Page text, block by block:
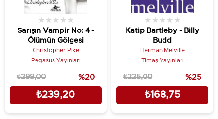
Sarışın Vampir No: 4 -
Ölümün Gölgesi
★ ★ ★ ★ ★
Christopher Pike
Pegasus Yayınları
₺239,20
₺299,00 %20
Katip Bartleby - Billy
Budd
★ ★ ★ ★ ★
Herman Melville
Timaş Yayınları
₺168,75
₺225,00 %25